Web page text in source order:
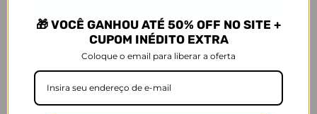
🎁 VOCÊ GANHOU ATÉ 50% OFF NO SITE +
CUPOM INÉDITO EXTRA
Coloque o email para liberar a oferta